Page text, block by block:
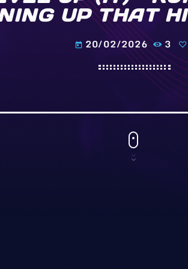
UP THAT
today 20/02/2026 3